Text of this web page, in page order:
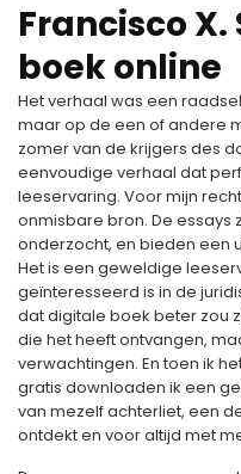
Francisco
boek online
Het verhaal was een
maar op de een of andere
zomer van de krijgers des
eenvoudige verhaal dat
leeservaring. Voor mijn
onmisbare bron. De essays
onderzocht, en bieden een
Het is een geweldige
geïnteresseerd is in de
dat digitale boek beter zou
die het heeft ontvangen,
verwachtingen. En toen ik
gratis downloaden ik een
van mezelf achterliet, een
ontdekt en voor altijd met